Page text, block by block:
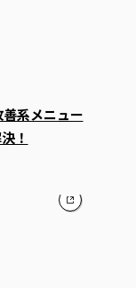
系メニュー
！